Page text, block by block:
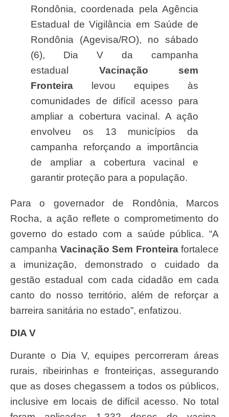
Rondônia, coordenada pela Agência
Estadual de Vigilância em Saúde de
Rondônia (Agevisa/RO), no sábado
(6), Dia V da campanha
estadual Vacinação sem
Fronteira levou equipes às
comunidades de difícil acesso para
ampliar a cobertura vacinal. A ação
envolveu os 13 municípios da
campanha reforçando a importância
de ampliar a cobertura vacinal e
garantir proteção para a população.
Para o governador de Rondônia, Marcos
Rocha, a ação reflete o comprometimento do
governo do estado com a saúde pública. “A
campanha Vacinação Sem Fronteirafortalece
a imunização, demonstrado o cuidado da
gestão estadual com cada cidadão em cada
canto do nosso território, além de reforçar a
barreira sanitária no estado”, enfatizou.
DIA V
Durante o Dia V, equipes percorreram áreas
rurais, ribeirinhas e fronteiriças, assegurando
que as doses chegassem a todos os públicos,
inclusive em locais de difícil acesso. No total